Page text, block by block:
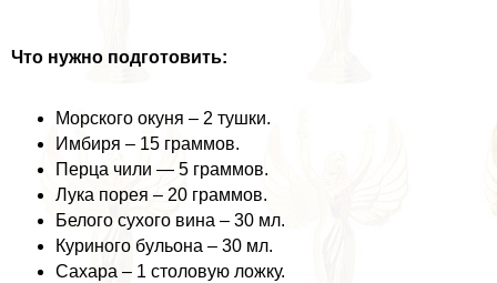
Что нужно подготовить:
Морского окуня – 2 тушки.
Имбиря – 15 граммов.
Перца чили — 5 граммов.
Лука порея – 20 граммов.
Белого сухого вина – 30 мл.
Куриного бульона – 30 мл.
Сахара – 1 столовую ложку.